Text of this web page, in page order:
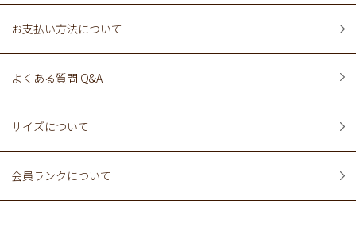
お支払い方法について
よくある質問 Q&A
サイズについて
会員ランクについて